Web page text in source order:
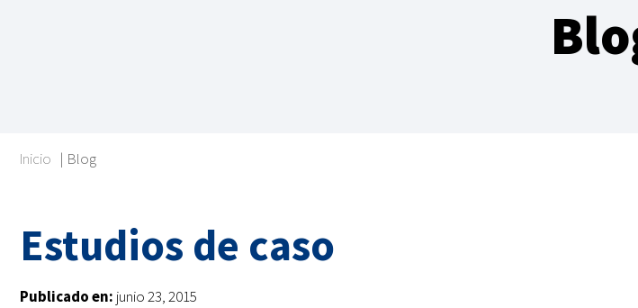
Inicio | Blog
Estudios de caso
Publicado en: junio 23, 2015